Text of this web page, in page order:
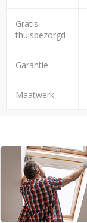
Gratis
thuisbezorgd
Garantie
Maatwerk